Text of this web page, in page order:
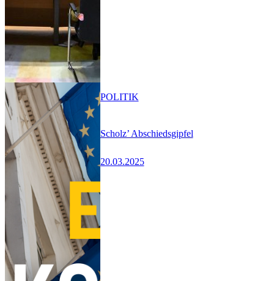
Scholz’ Abschiedsgipfel
20.03.2025
POLITIK